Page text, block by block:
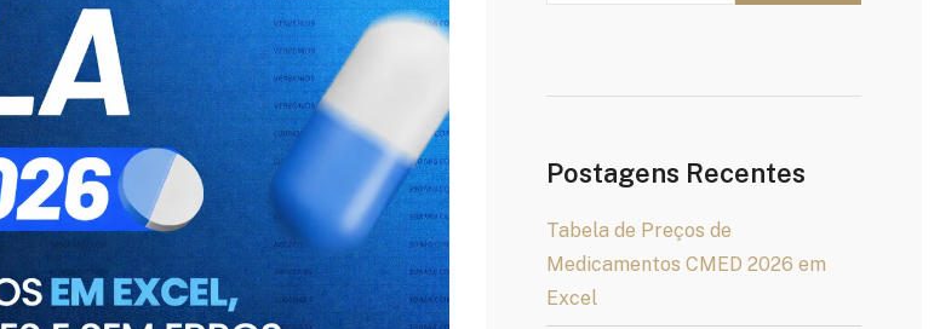
Postagens Recentes
Tabela de Preços de
Medicamentos CMED 2026 em
Excel